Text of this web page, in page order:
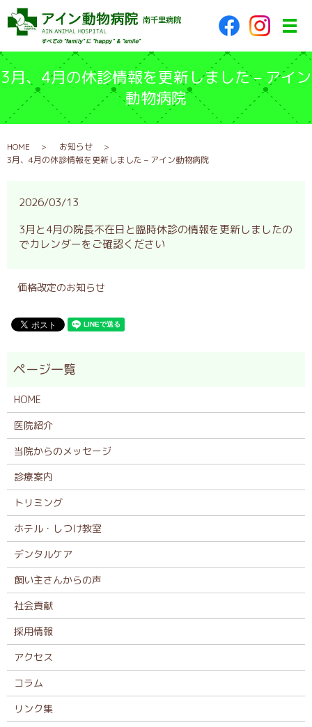
メ
3月、4月の休診情報を更新しました – アイン
動物病院
HOME
お知らせ
3月、4月の休診情報を更新しました – アイン動物病院
2026/03/13
3月と4月の院長不在日と臨時休診の情報を更新しましたの
でカレンダーをご確認ください
価格改定のお知らせ
HOME
医院紹介
当院からのメッセージ
診療案内
トリミング
ホテル・しつけ教室
デンタルケア
飼い主さんからの声
社会貢献
採用情報
アクセス
コラム
リンク集